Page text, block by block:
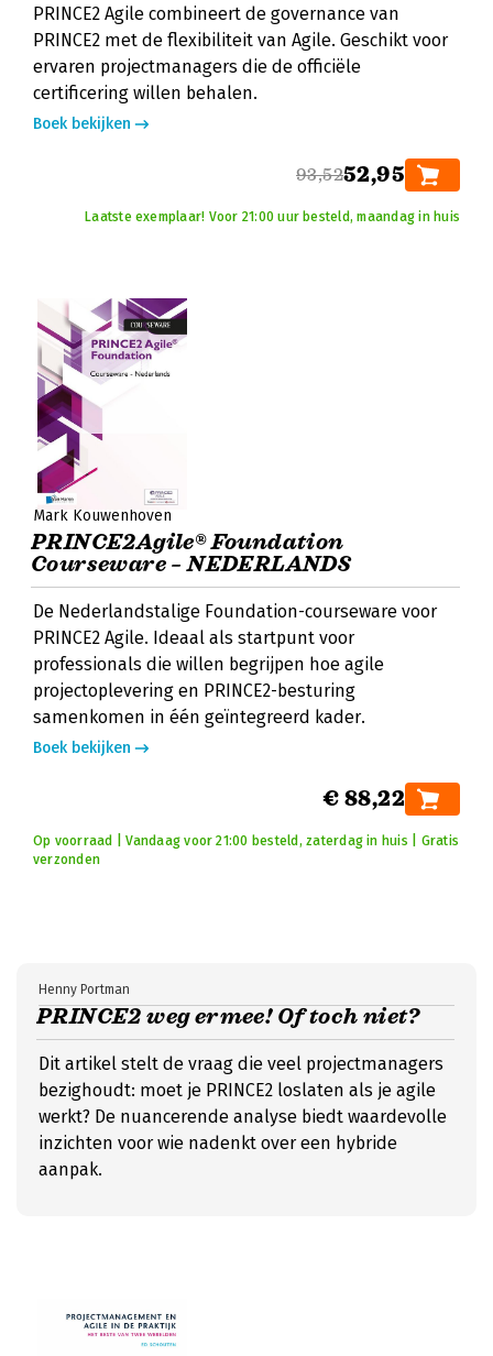
PRINCE2 Agile combineert de governance van
PRINCE2 met de flexibiliteit van Agile. Geschikt voor
ervaren projectmanagers die de officiële
certificering willen behalen.
Boek bekijken
93,5252,95
Laatste exemplaar! Voor 21:00 uur besteld, maandag in huis
Mark Kouwenhoven
PRINCE2Agile® Foundation
Courseware – NEDERLANDS
De Nederlandstalige Foundation-courseware voor
PRINCE2 Agile. Ideaal als startpunt voor
professionals die willen begrijpen hoe agile
projectoplevering en PRINCE2-besturing
samenkomen in één geïntegreerd kader.
Boek bekijken
€ 88,22
Op voorraad | Vandaag voor 21:00 besteld, zaterdag in huis | Gratis
verzonden
PRINCE2 weg ermee! Of toch niet?
Henny Portman
Dit artikel stelt de vraag die veel projectmanagers
bezighoudt: moet je PRINCE2 loslaten als je agile
werkt? De nuancerende analyse biedt waardevolle
inzichten voor wie nadenkt over een hybride
aanpak.